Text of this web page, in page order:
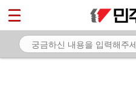
마이페이지
소개